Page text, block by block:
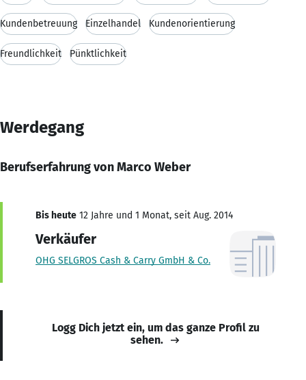
Kundenbetreuung Einzelhandel Kundenorientierung
Freundlichkeit Pünktlichkeit
Werdegang
Berufserfahrung von Marco Weber
Bis heute 12 Jahre und 1 Monat, seit Aug. 2014
Verkäufer
OHG SELGROS Cash & Carry GmbH & Co.
Logg Dich jetzt ein, um das ganze Profil zu
sehen.